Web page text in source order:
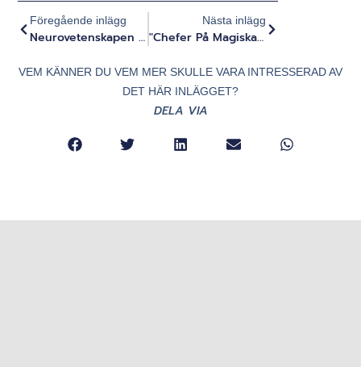
Föregående inlägg
Neurovetenskapen Bakom Andningsarbete Och Personlig Transformation - Dr. Martha Havenith & Dr. Abdel Nemri
Nästa inlägg
"Chefer På Magiska Svampar": Schweiziska Tidningen NZZ Om Evolute Institute: S Arbete Och Uppkomsten Av Psykedeliskt Ledarskap
VEM KÄNNER DU VEM MER SKULLE VARA INTRESSERAD AV
DET HÄR INLÄGGET?
DELA VIA